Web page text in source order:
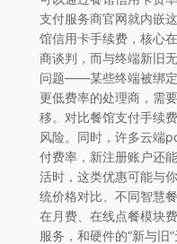
支付服务商官网就内嵌
馆信用卡手续费，核心
商谈判，而与终端新旧
问题——某些终端被绑定
更低费率的处理商，需
移。对比餐馆支付手续
风险。同时，许多云端
付费率，新注册账户还
活时，这类优惠可能与
统价格对比、不同智慧
在月费、在线点餐模块
服务，和硬件的“新与旧